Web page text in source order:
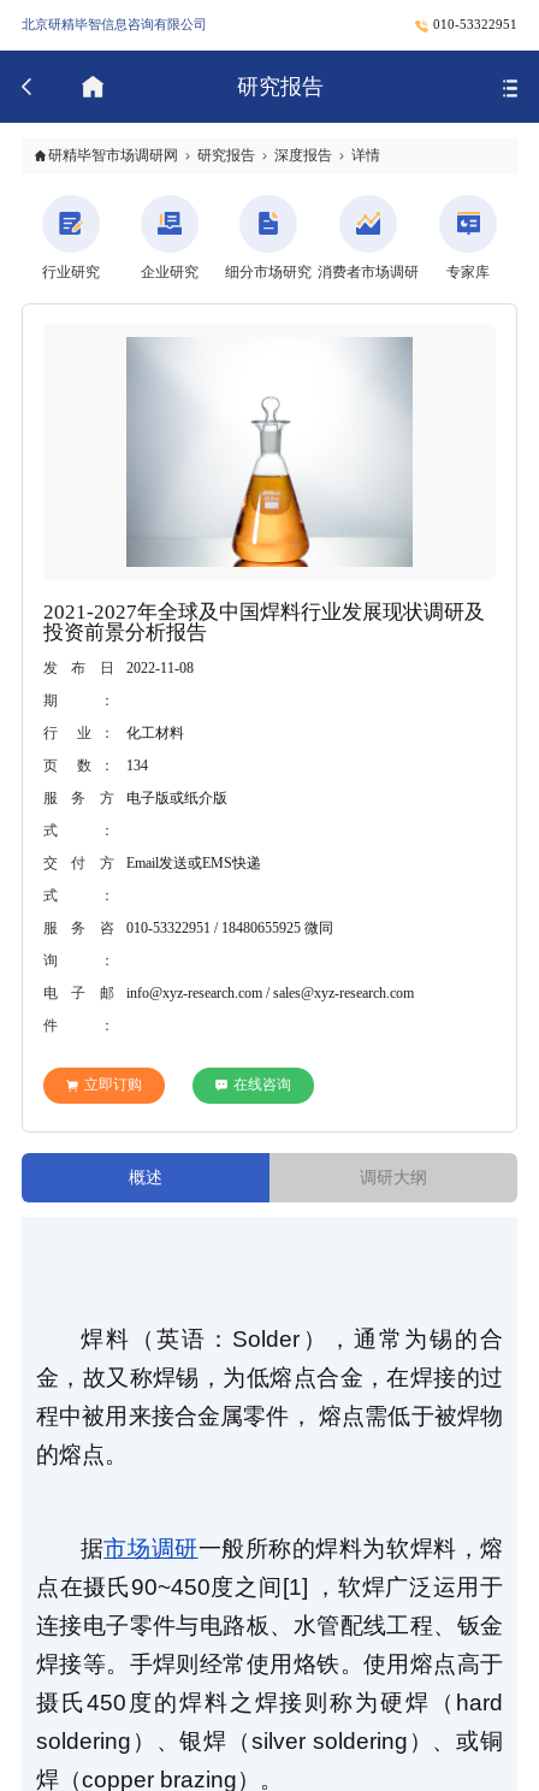
北京研精毕智信息咨询有限公司 010-53322951
研究报告
研精毕智市场调研网 研究报告 深度报告 详情
行业研究 企业研究 细分市场研究 消费者市场调研 专家库
2021-2027年全球及中国焊料行业发展现状调研及
投资前景分析报告
发布日
期：
2022-11-08
行 业：
化工材料
页 数：
134
服务方
式：
电子版或纸介版
交付方
式：
Email发送或EMS快递
服务咨
询：
010-53322951 / 18480655925 微同
电子邮
件：
info@xyz-research.com / sales@xyz-research.com
立即订购 在线咨询
概述 调研大纲
焊料（英语：Solder），通常为锡的合
金，故又称焊锡，为低熔点合金，在焊接的过
程中被用来接合金属零件， 熔点需低于被焊物
的熔点。
据市场调研一般所称的焊料为软焊料，熔
点在摄氏90~450度之间[1] ，软焊广泛运用于
连接电子零件与电路板、水管配线工程、钣金
焊接等。手焊则经常使用烙铁。使用熔点高于
摄氏450度的焊料之焊接则称为硬焊（hard
soldering）、银焊（silver soldering）、或铜
焊（copper brazing）。